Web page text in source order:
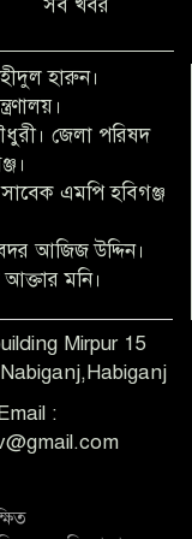
দিলেন প্রধান শিক্ষক
মানবতার
মনি
নির্বাচিত হলেন
পলাতক আসামি
অভিযুক্ত গ্রেফতার ১
সব খবর
হারুন।
জেলা পরিষদ
এমপি হবিগঞ্জ
আজিজ উদ্দিন।
মনি।
Mirpur 15
: